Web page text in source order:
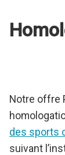
Notre offre
des sports
suivant